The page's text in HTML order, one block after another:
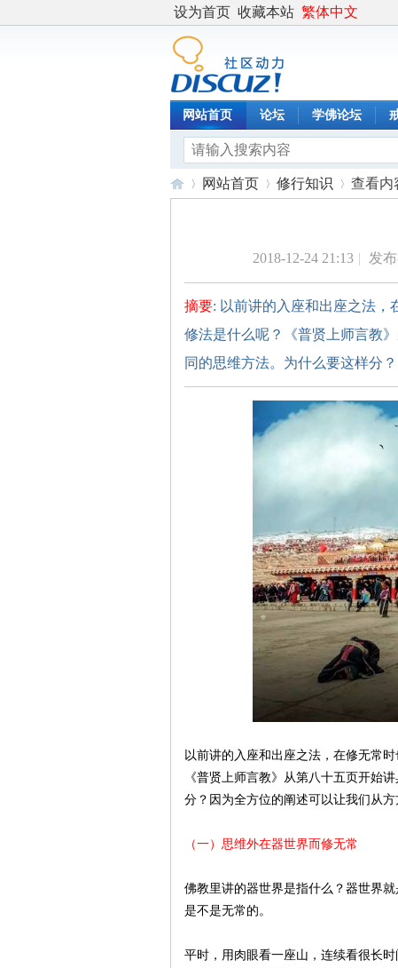
设为首页 收藏本站 繁体中文
网站首页 论坛 学佛论坛
网站首页
›
修行知识
›
查看内
2018-12-24 21:13 | 发
摘要: 以前讲的入座和出座之法，
修法是什么呢？《普贤上师言教
同的思维方法。为什么要这样分
以前讲的入座和出座之法，在修无常
《普贤上师言教》从第八十五页开始
分？因为全方位的阐述可以让我们从
（一）思维外在器世界而修无常
佛教里讲的器世界是指什么？器世界
是不是无常的。
平时，用肉眼看一座山，连续看很长